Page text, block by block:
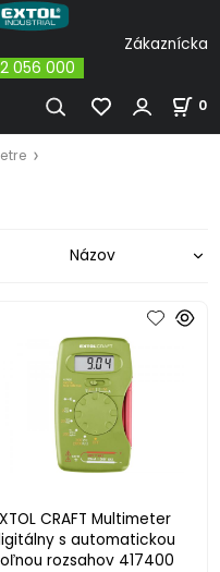
056 000
0
CRAFT Multimeter
s automatickou
rozsahov 417400